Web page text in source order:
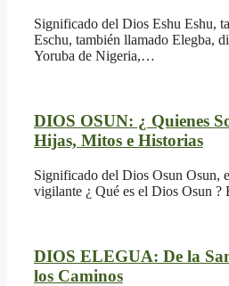
Significado del Dios Eshu Eshu,
Eschu, también llamado Elegba,
Yoruba de Nigeria,…
DIOS OSUN: ¿ Quienes
Hijas, Mitos e Historias
Significado del Dios Osun Osun,
vigilante ¿ Qué es el Dios Osun
DIOS ELEGUA: De la
los Caminos